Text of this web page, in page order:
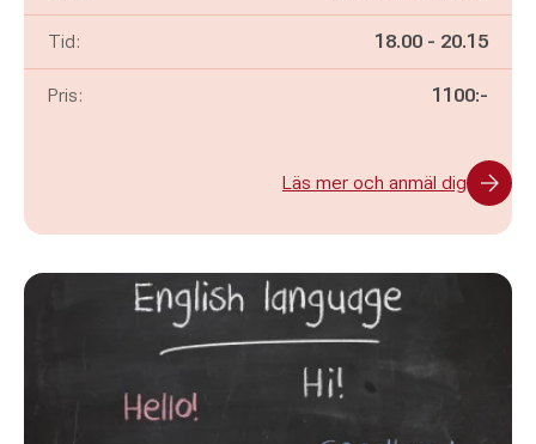
Tid: Pågår mellan
18.00 - och
20.15
Pris: 1100:-
Läs mer och anmäl dig